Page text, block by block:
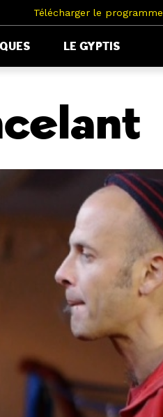
Télécharger le programme
LE GYPTIS